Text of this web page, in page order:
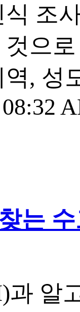
조
으
역, 성
는
과 알